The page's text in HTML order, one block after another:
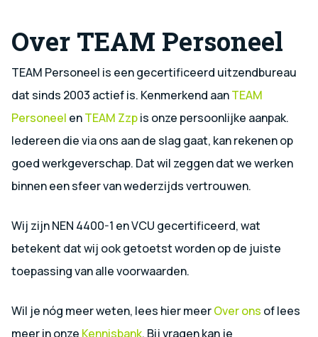
Over TEAM Personeel
TEAM Personeel is een gecertificeerd uitzendbureau
dat sinds 2003 actief is. Kenmerkend aanTEAM
Personeel enTEAM Zzpis onze persoonlijke aanpak.
Iedereen die via ons aan de slag gaat, kan rekenen op
goed werkgeverschap. Dat wil zeggen dat we werken
binnen een sfeer van wederzijds vertrouwen.
Wij zijn NEN 4400-1 en VCU gecertificeerd, wat
betekent dat wij ook getoetst worden op de juiste
toepassing van alle voorwaarden.
Wil je nóg meer weten, lees hier meerOver ons of lees
meer in onze Kennisbank. Bij vragen kan je